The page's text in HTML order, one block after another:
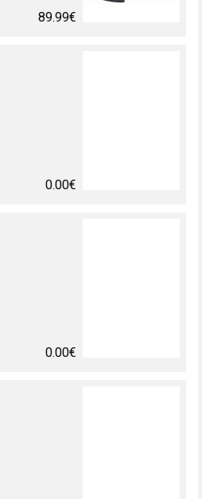
parfait pour
89.99€
0.00€
0.00€